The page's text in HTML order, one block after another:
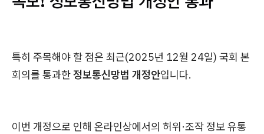
특히 주목해야 할 점은 최근(2025년 12월 24일) 국회 본
회의를 통과한정보통신망법 개정안입니다.
이번 개정으로 인해 온라인상에서의 허위·조작 정보 유통